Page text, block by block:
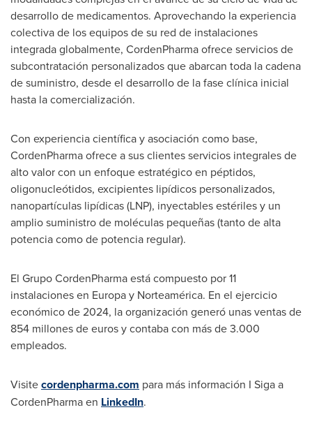
desarrollo de medicamentos. Aprovechando la experiencia
colectiva de los equipos de su red de instalaciones
integrada globalmente, CordenPharma ofrece servicios de
subcontratación personalizados que abarcan toda la cadena
de suministro, desde el desarrollo de la fase clínica inicial
hasta la comercialización.
Con experiencia científica y asociación como base,
CordenPharma ofrece a sus clientes servicios integrales de
alto valor con un enfoque estratégico en péptidos,
oligonucleótidos, excipientes lipídicos personalizados,
nanopartículas lipídicas (LNP), inyectables estériles y un
amplio suministro de moléculas pequeñas (tanto de alta
potencia como de potencia regular).
El Grupo CordenPharma está compuesto por 11
instalaciones en Europa y Norteamérica. En el ejercicio
económico de 2024, la organización generó unas ventas de
854 millones de euros y contaba con más de 3.000
empleados.
Visitecordenpharma.com para más información I Siga a
CordenPharma en LinkedIn.